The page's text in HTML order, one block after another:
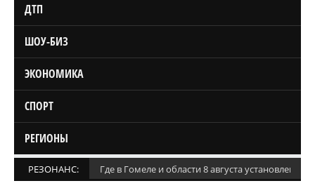
ДТП
ШОУ-БИЗ
ЭКОНОМИКА
СПОРТ
РЕГИОНЫ
РЕЗОНАНС: Где в Гомеле и области 8 августа установлены